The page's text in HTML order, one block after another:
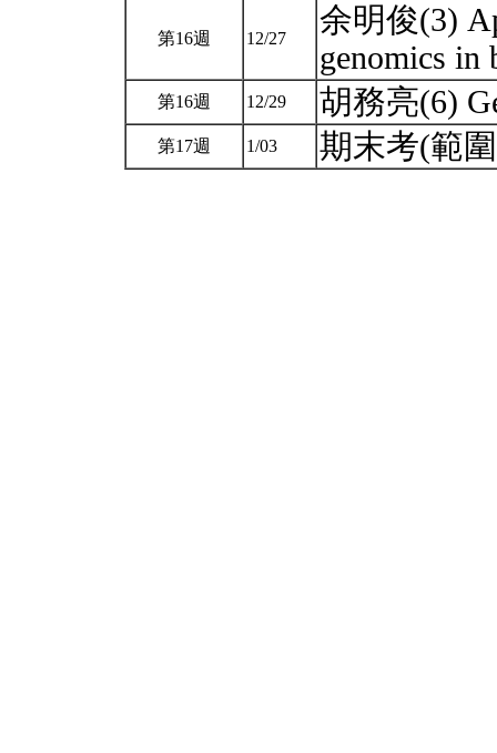
第16週 12/27
余明俊(3)
genomics
第16週 12/29 胡務亮(6)
第17週 1/03 期末考(範